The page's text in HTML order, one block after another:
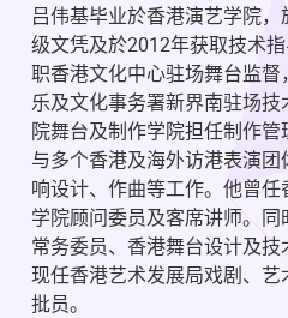
吕伟基毕业於香港演艺学院
级文凭及於2012年获取技术
职香港文化中心驻场舞台监
乐及文化事务署新界南驻场
院舞台及制作学院担任制作
与多个香港及海外访港表演
响设计、作曲等工作。他曾
学院顾问委员及客席讲师。
常务委员、香港舞台设计及技
现任香港艺术发展局戏剧、
批员。